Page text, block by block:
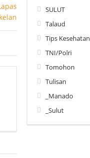
SULUT
Talaud
Tips Kesehatan
TNI/Polri
Tomohon
Tulisan
_Manado
_Sulut